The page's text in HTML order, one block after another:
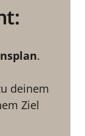
.
deinem
Ziel